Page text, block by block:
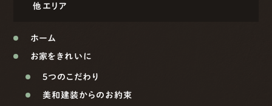
他エリア
ホーム
お家をきれいに
5つのこだわり
美和建装からのお約束